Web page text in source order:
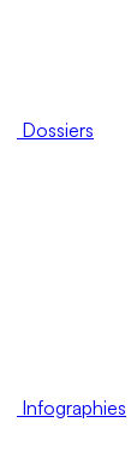
Dossiers
Infographies